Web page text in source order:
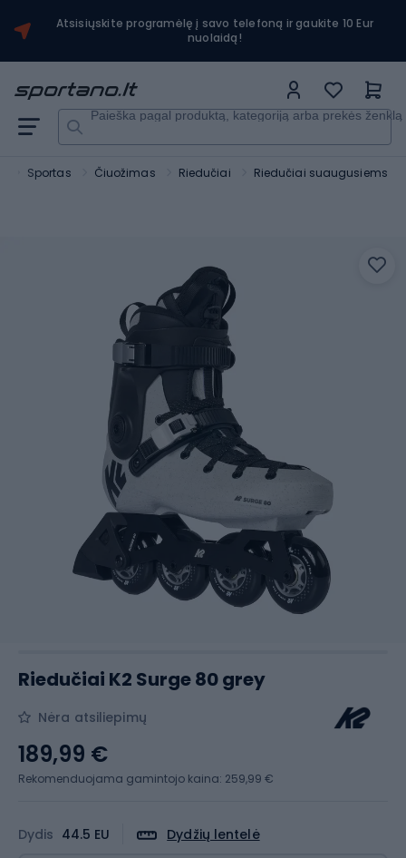
Atsisiųskite programėlę į savo telefoną ir gaukite 10 Eur
nuolaidą!
Paieška pagal produktą, kategoriją arba prekės ženklą
Sportas Čiuožimas Riedučiai Riedučiai suaugusiems
Riedučiai K2 Surge 80 grey
Nėra atsiliepimų
Dydis 44.5 EU Dydžių lentelė
189,99 €
Rekomenduojama gamintojo kaina: 259,99 €